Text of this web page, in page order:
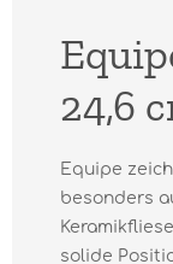
24,6
Equipe
besonders
solide